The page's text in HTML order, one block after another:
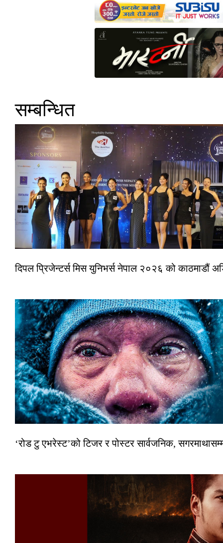
सम्बन्धित
दिपल प्रिजेन्टर्स मिस युनिभर्स नेपाल २०२६ को काठमाडौं
‘रोड टु एभरेस्ट’को टिजर र पोस्टर सार्वजनिक,